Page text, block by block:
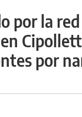
por la
por